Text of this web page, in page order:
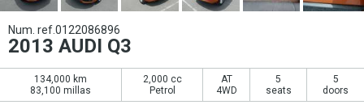
Num. ref.0122086896
2013 AUDI Q3
134,000 km
83,100 millas
2,000 cc
Petrol
AT
4WD
5
seats
5
doors